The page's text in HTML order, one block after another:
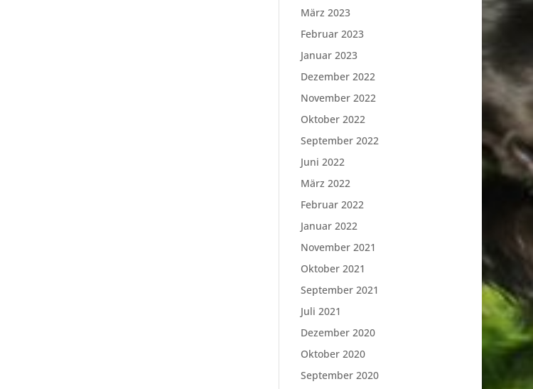
März 2023
Februar 2023
Januar 2023
Dezember 2022
November 2022
Oktober 2022
September 2022
Juni 2022
März 2022
Februar 2022
Januar 2022
November 2021
Oktober 2021
September 2021
Juli 2021
Dezember 2020
Oktober 2020
September 2020